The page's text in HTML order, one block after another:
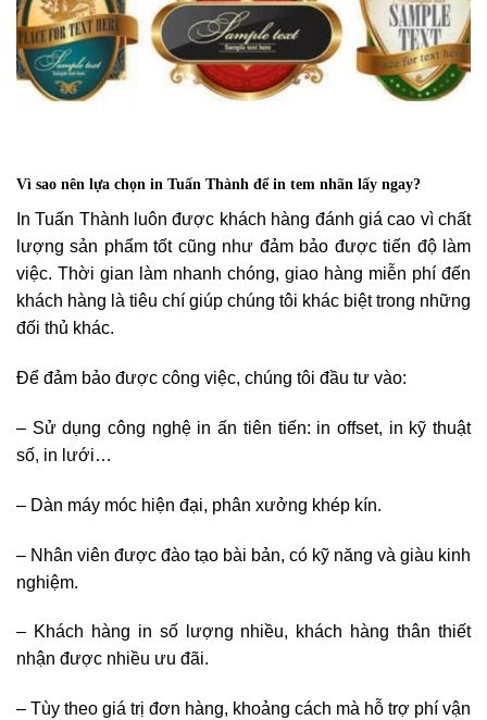
Vì sao nên lựa chọn in Tuấn Thành để in tem nhãn lấy ngay?
In Tuấn Thành luôn được khách hàng đánh giá cao vì chất
lượng sản phẩm tốt cũng như đảm bảo được tiến độ làm
việc. Thời gian làm nhanh chóng, giao hàng miễn phí đến
khách hàng là tiêu chí giúp chúng tôi khác biệt trong những
đối thủ khác.
Để đảm bảo được công việc, chúng tôi đầu tư vào:
– Sử dụng công nghệ in ấn tiên tiến: in offset, in kỹ thuật
số, in lưới…
– Dàn máy móc hiện đại, phân xưởng khép kín.
– Nhân viên được đào tạo bài bản, có kỹ năng và giàu kinh
nghiệm.
– Khách hàng in số lượng nhiều, khách hàng thân thiết
nhận được nhiều ưu đãi.
– Tùy theo giá trị đơn hàng, khoảng cách mà hỗ trợ phí vận